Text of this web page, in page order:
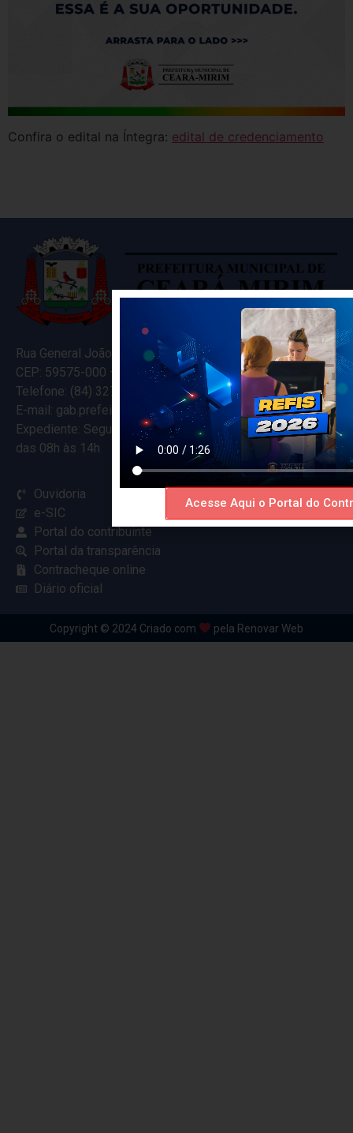
Confira o edital na Íntegra: edital de credenciamento
Rua General João Varela, 635
CEP: 59575-000 – Ceará-Mirim – RN
Telefone: (84) 3274-5916
E-mail: gab.prefeitocearamirim@gmail.com
Expediente: Segunda à Sexta
das 08h às 14h
Ouvidoria
e-SIC
Portal do contribuinte
Portal da transparência
Contracheque online
Diário oficial
Copyright © 2024 Criado com pela Renovar Web
Acesse Aqui o Portal do